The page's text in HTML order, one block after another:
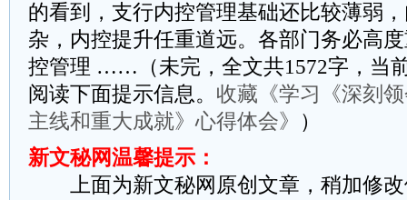
的看到，支行内控管理基础还比较薄弱
杂，内控提升任重道远。各部门务必高
控管理 ……（未完，全文共1572字，当
阅读下面提示信息。 收藏《学习《深刻
主线和重大成就》心得体会》
）
新文秘网温馨提示：
上面为新文秘网原创文章，稍加修改